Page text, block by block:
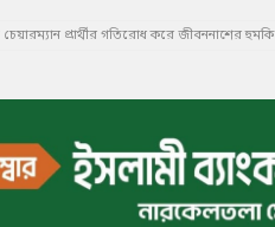
প্রার্থীর গতিরোধ করে জীবননাশের হুমকি